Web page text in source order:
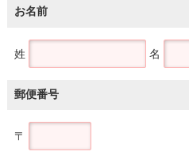
お名前
姓 名
郵便番号
〒